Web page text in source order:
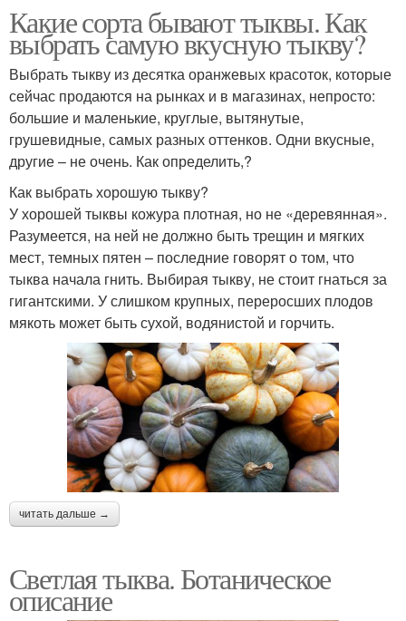
Какие сорта бывают тыквы. Как
выбрать самую вкусную тыкву?
Выбрать тыкву из десятка оранжевых красоток, которые
сейчас продаются на рынках и в магазинах, непросто:
большие и маленькие, круглые, вытянутые,
грушевидные, самых разных оттенков. Одни вкусные,
другие – не очень. Как определить,?
Как выбрать хорошую тыкву?
У хорошей тыквы кожура плотная, но не «деревянная».
Разумеется, на ней не должно быть трещин и мягких
мест, темных пятен – последние говорят о том, что
тыква начала гнить. Выбирая тыкву, не стоит гнаться за
гигантскими. У слишком крупных, переросших плодов
мякоть может быть сухой, водянистой и горчить.
читать дальше →
Светлая тыква. Ботаническое
описание